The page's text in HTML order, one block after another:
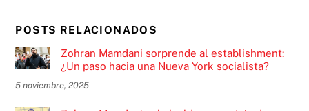
POSTS RELACIONADOS
Zohran Mamdani sorprende al establishment:
¿Un paso hacia una Nueva York socialista?
5 noviembre, 2025